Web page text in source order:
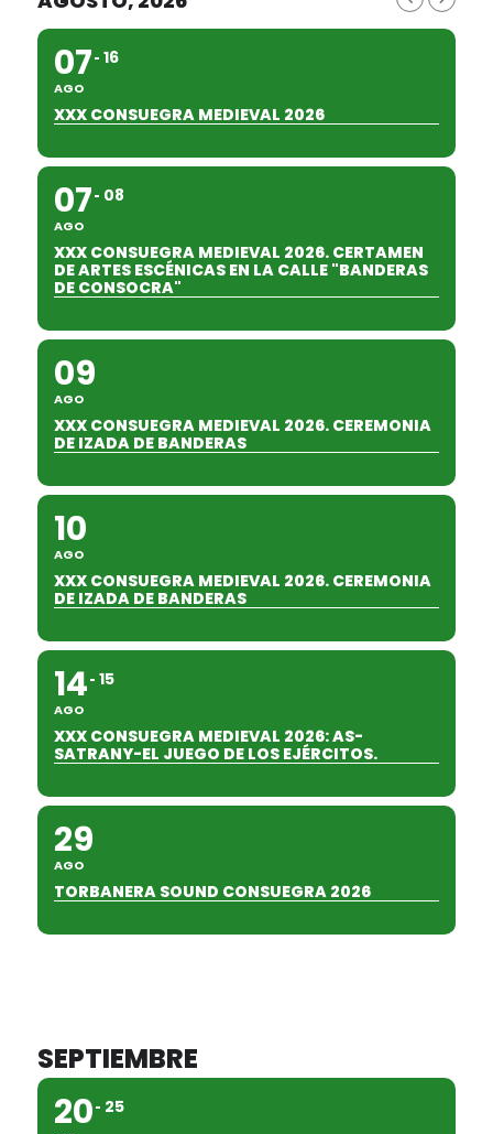
07
AGO
16
XXX CONSUEGRA MEDIEVAL 2026
07
AGO
08
XXX CONSUEGRA MEDIEVAL 2026. CERTAMEN
DE ARTES ESCÉNICAS EN LA CALLE "BANDERAS
DE CONSOCRA"
09
AGO
XXX CONSUEGRA MEDIEVAL 2026. CEREMONIA
DE IZADA DE BANDERAS
10
AGO
XXX CONSUEGRA MEDIEVAL 2026. CEREMONIA
DE IZADA DE BANDERAS
14
AGO
15
XXX CONSUEGRA MEDIEVAL 2026: AS-
SATRANY-EL JUEGO DE LOS EJÉRCITOS.
29
AGO
TORBANERA SOUND CONSUEGRA 2026
SEPTIEMBRE
20 25